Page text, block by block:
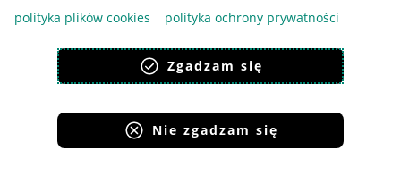
polityka plików cookies
polityka ochrony prywatności
Zgadzam się
Nie zgadzam się
Korzystanie z serwisu oznacza akceptacjęregulaminu